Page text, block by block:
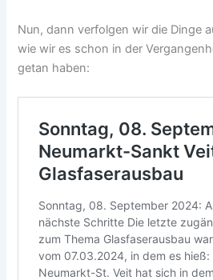
Nun, dann verfolgen wir die Dinge
wie wir es schon in der
getan haben: